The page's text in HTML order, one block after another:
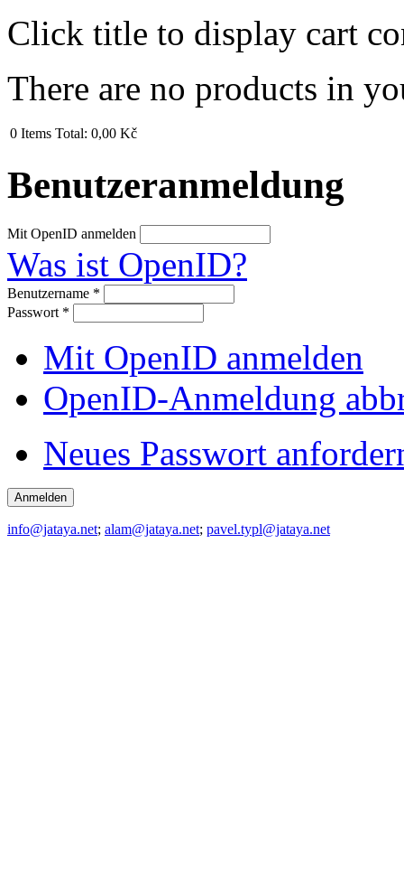
Click title to display cart
There are no products in
0 Items Total: 0,00 Kč
Benutzeranmeldung
Mit OpenID anmelden
Was ist OpenID?
Benutzername *
Passwort *
Mit OpenID anmelden
OpenID-Anmeldung
Neues Passwort
info@jataya.net; alam@jataya.net; pavel.typl@jataya.net